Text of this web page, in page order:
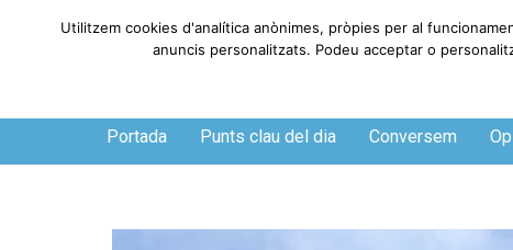
Divendres, 7 de agosto de 2026
Portada Punts clau del dia Conversem
Utilitzem cookies d'analítica anònimes, pròpies per al
anuncis personalitzats. Podeu acceptar o